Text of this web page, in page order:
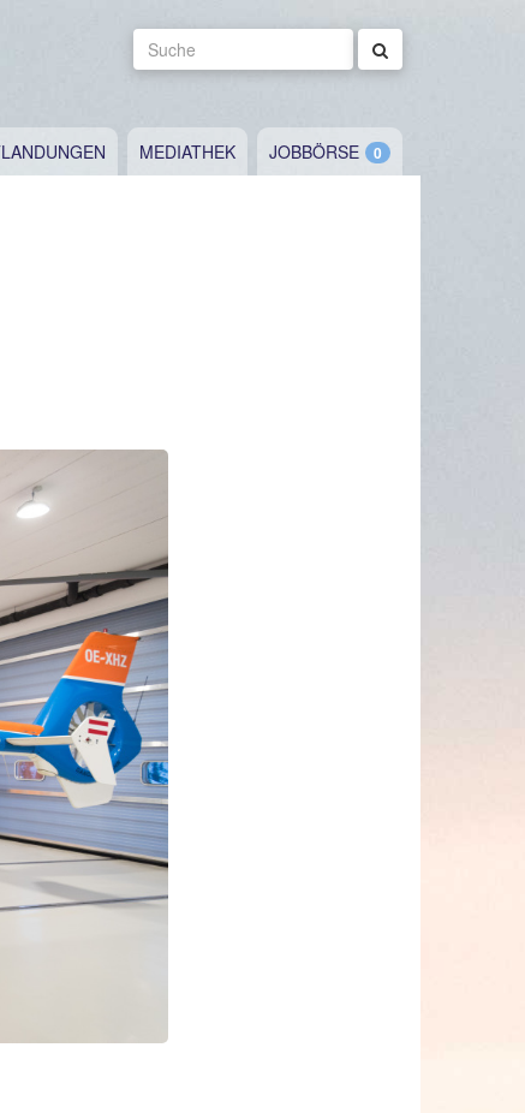
Suche
MEDIATHEK JOBBÖRSE